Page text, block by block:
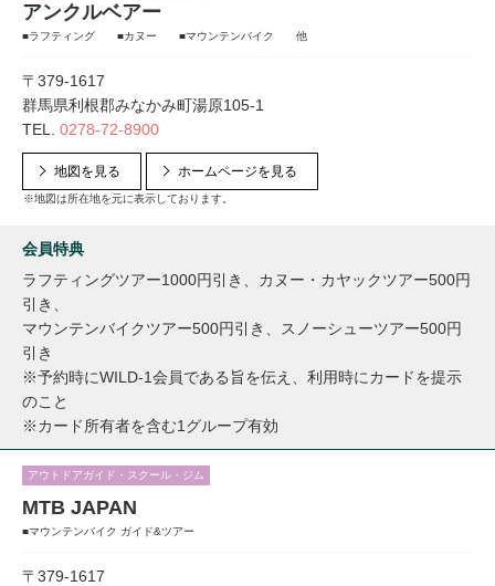
アンクルベアー
■ラフティング ■カヌー ■マウンテンバイク 他
〒379-1617
群馬県利根郡みなかみ町湯原105-1
TEL. 0278-72-8900
地図を見る
※地図は所在地を元に表示しております。
ホームページを見る
会員特典
ラフティングツアー1000円引き、カヌー・カヤックツアー500円
引き、
マウンテンバイクツアー500円引き、スノーシューツアー500円
引き
※予約時にWILD-1会員である旨を伝え、利用時にカードを提示
のこと
※カード所有者を含む1グループ有効
アウトドアガイド・スクール・ジム
MTB JAPAN
■マウンテンバイク ガイド&ツアー
〒379-1617